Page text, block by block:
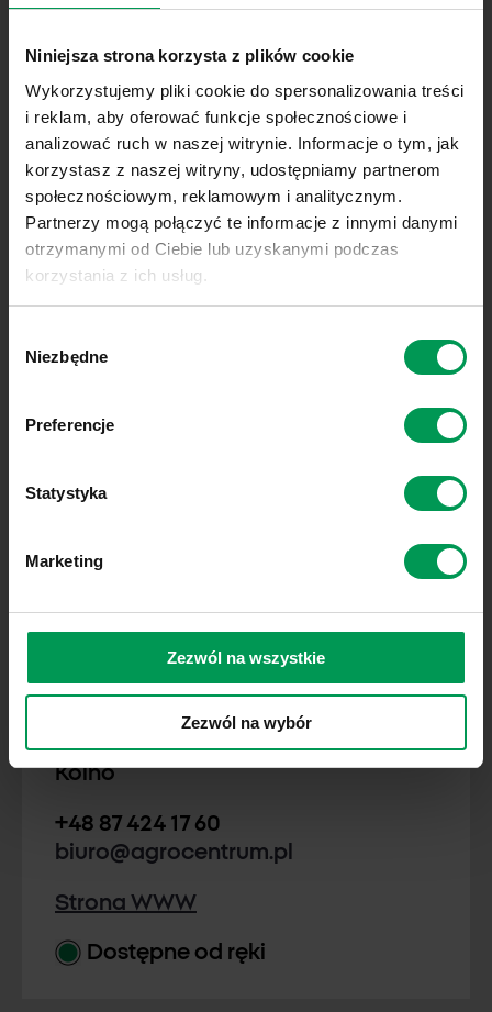
Niniejsza strona korzysta z plików cookie
Wykorzystujemy pliki cookie do spersonalizowania treści
i reklam, aby oferować funkcje społecznościowe i
analizować ruch w naszej witrynie. Informacje o tym, jak
korzystasz z naszej witryny, udostępniamy partnerom
społecznościowym, reklamowym i analitycznym.
Partnerzy mogą połączyć te informacje z innymi danymi
otrzymanymi od Ciebie lub uzyskanymi podczas
korzystania z ich usług.
Link do informacji o plikach cookies:
zgody
Niezbędne
Preferencje
Statystyka
Marketing
Zezwól na wszystkie
Zezwól na wybór
FAWORYT® 300 SL
Sprawdź dostępność
Sprawdź dostępność
25-420 Kielce
+48 41 368 11 00
handlowy@agrocentrum.com.pl
Strona WWW
Dostępne od ręki
ADLER-AGRO
Zaścianki, Szosa Baranowicka 62
bialystok@adleragro.pl
Strona WWW
AGROCENTRUM
18-500 Kolejowa 1
Kolno
+48 87 424 17 60
biuro@agrocentrum.pl
Strona WWW
Dostępne od ręki